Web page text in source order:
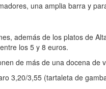
una amplia barra y
además de los platos de
los 5 y 8 euros.
de más de una docena de
3,20/3,55 (tartaleta de